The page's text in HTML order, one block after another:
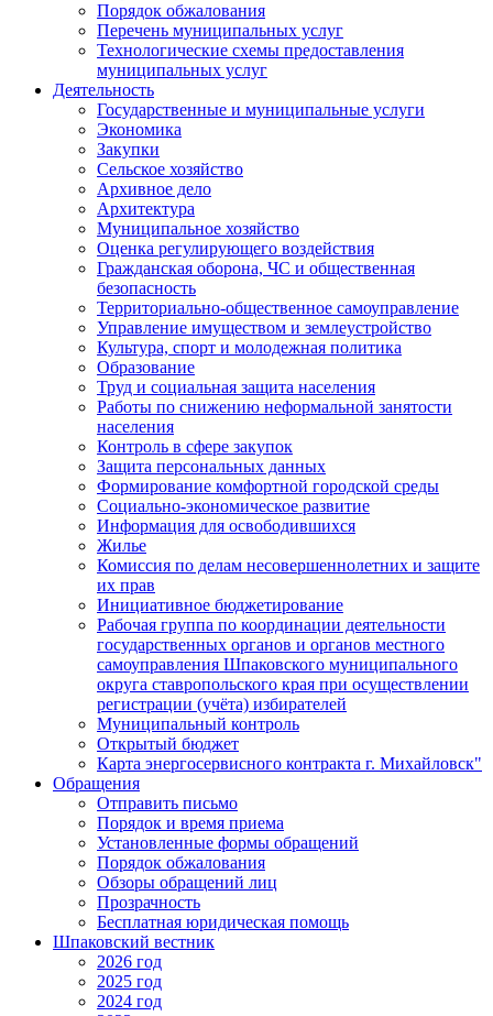
Порядок обжалования
Перечень муниципальных услуг
Технологические схемы предоставления
муниципальных услуг
Деятельность
Государственные и муниципальные услуги
Экономика
Закупки
Сельское хозяйство
Архивное дело
Архитектура
Муниципальное хозяйство
Оценка регулирующего воздействия
Гражданская оборона, ЧС и общественная
безопасность
Территориально-общественное самоуправление
Управление имуществом и землеустройство
Культура, спорт и молодежная политика
Образование
Труд и социальная защита населения
Работы по снижению неформальной занятости
населения
Контроль в сфере закупок
Защита персональных данных
Формирование комфортной городской среды
Социально-экономическое развитие
Информация для освободившихся
Жилье
Комиссия по делам несовершеннолетних и защите
их прав
Инициативное бюджетирование
Рабочая группа по координации деятельности
государственных органов и органов местного
самоуправления Шпаковского муниципального
округа ставропольского края при осуществлении
регистрации (учёта) избирателей
Муниципальный контроль
Открытый бюджет
Карта энергосервисного контракта г. Михайловск"
Обращения
Отправить письмо
Порядок и время приема
Установленные формы обращений
Порядок обжалования
Обзоры обращений лиц
Прозрачность
Бесплатная юридическая помощь
Шпаковский вестник
2026 год
2025 год
2024 год